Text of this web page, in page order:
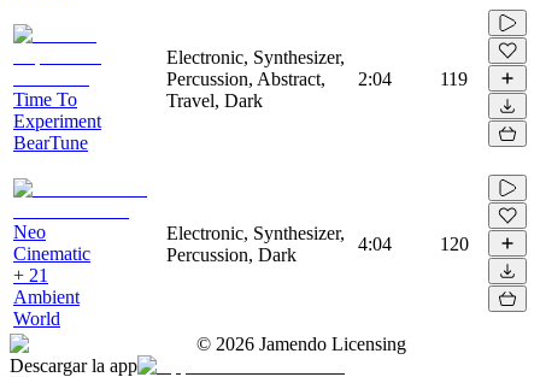
Time To
Experiment
BearTune
Electronic, Synthesizer,
Percussion, Abstract,
Travel, Dark
2:04 119
Neo
Cinematic
+ 21
Ambient
World
Electronic, Synthesizer,
Percussion, Dark
4:04 120
© 2026 Jamendo Licensing
Descargar la app